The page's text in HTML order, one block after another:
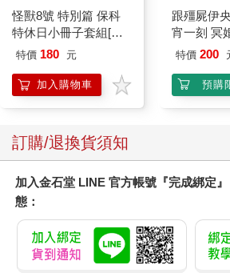
怪獸8號 特別篇 保科
特休日小冊子套組[限
加購]
特價 180 元
加入購物車
跟殭屍伊
宵一刻 冥
外篇
特價 200
預購
訂購/退換貨須知
加入金石堂 LINE 官方帳號『完成綁定
態：